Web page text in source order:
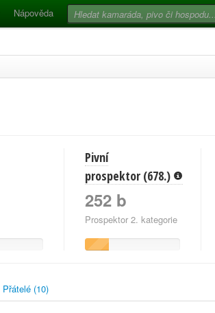
Nápověda
Pivní
prospektor (678.)
252 b
Prospektor 2. kategorie
Přátelé (10)